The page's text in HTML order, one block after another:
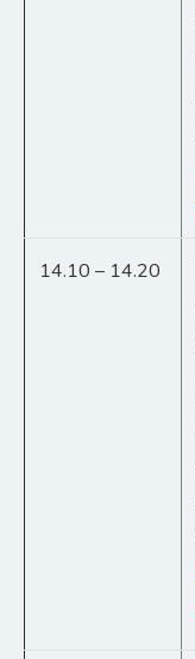
14.10 – 14.20